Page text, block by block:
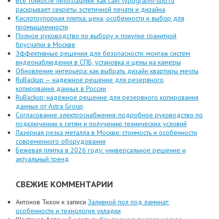
раскрывает секреты эстетичной печати и дизайна
Кислотоупорная плитка: цена, особенности и выбор для
промышленности
Полное руководство по выбору и покупке гранитной
брусчатки в Москве
Эффективные решения для безопасности: монтаж систем
видеонаблюдения в СПБ, установка и цены на камеры
Обновление интерьера: как выбрать дизайн квартиры мечты
RuBackup — надежное решение для резервного
копирования данных в России
RuBackup: надёжное решение для резервного копирования
данных от Astra Group
Согласование электроснабжения: подробное руководство по
подключению к сетям и получению технических условий
Лазерная резка металла в Москве: стоимость и особенности
современного оборудования
Бежевая плитка в 2026 году: универсальное решение и
актуальный тренд
СВЕЖИЕ КОММЕНТАРИИ
Антонов Тихон к записи Заливной пол под ламинат:
особенности и технология укладки